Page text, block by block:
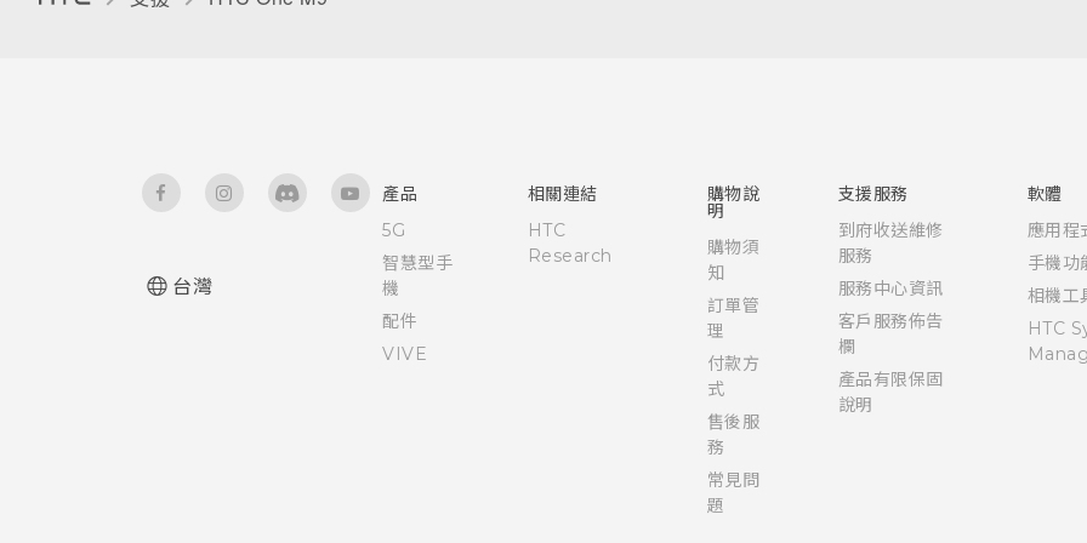
台灣
產品
5G
智慧型手
機
配件
VIVE
相關連結
HTC
Research
購物說
明
購物須
知
訂單管
理
付款方
式
售後服
務
常見問
題
支援服務
到府收送維修
服務
服務中心資訊
客戶服務佈告
欄
產品有限保固
說明
軟體
應用程
手機功
相機工
HTC